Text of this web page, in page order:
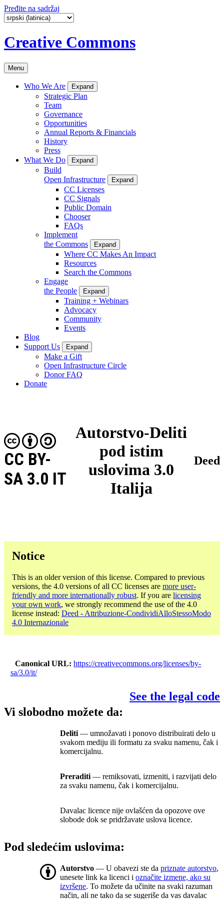
Pređite na sadržaj
Creative Commons
Menu
Who We Are Expand
Strategic Plan
Team
Governance
Opportunities
Annual Reports & Financials
History
Press
What We Do
Expand
Build
Open Infrastructure
Expand
CC Licenses
CC Signals
Public Domain
Chooser
FAQs
Implement
the Commons
Expand
Where CC Makes An Impact
Resources
Search the Commons
Engage
the People
Expand
Training + Webinars
Advocacy
Community
Events
Blog
Support Us
Expand
Make a Gift
Open Infrastructure Circle
Donor FAQ
Donate
Autorstvo-Deliti
pod istim
uslovima 3.0
Italija
CC BY-
SA 3.0 IT
Deed
Notice
This is an older version of this license. Compared to previous
versions, the 4.0 versions of all CC licenses are more user-
friendly and more internationally robust. If you are licensing
your own work, we strongly recommend the use of the 4.0
license instead: Deed - Attribuzione-CondividiAlloStessoModo
4.0 Internazionale
Canonical URL
https://creativecommons.org/licenses/by-
sa/3.0/it/
See the legal code
Vi slobodno možete da:
Deliti — umnožavati i ponovo distribuirati delo u
svakom mediju ili formatu za svaku namenu, čak i
komercijalnu.
Preraditi — remiksovati, izmeniti, i razvijati delo
za svaku namenu, čak i komercijalnu.
Davalac licence nije ovlašćen da opozove ove
slobode dok se pridržavate uslova licence.
Pod sledećim uslovima:
Autorstvo — U obavezi ste da priznate autorstvo,
unesete link ka licenci i označite izmene, ako su
izvršene. To možete da učinite na svaki razuman
način, ali ne tako da se sugeriše da vas davalac